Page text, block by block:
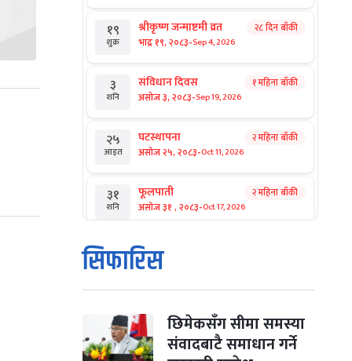
१९
शुक्र
श्रीकृष्ण जन्माष्टमी व्रत
भाद्र १९, २०८३-Sep 4, 2026
२८ दिन बाँकी
३
शनि
संविधान दिवस
असोज ३, २०८३-Sep 19, 2026
१ महिना बाँकी
२५
आइत
घटस्थापना
असोज २५, २०८३-Oct 11, 2026
२ महिना बाँकी
३१
शनि
फूलपाती
असोज ३१ , २०८३-Oct 17, 2026
२ महिना बाँकी
१
आइत
कार्तिक सङ्क्रान्ति
कार्तिक १, २०८३
मंगल कार्तिक ३, २०८३-Oct 20, 2026
विजयादशमी २ महिना बाँकी
सिफारिस
छिमेकसँग सीमा समस्या
संवादबाटै समाधान गर्ने